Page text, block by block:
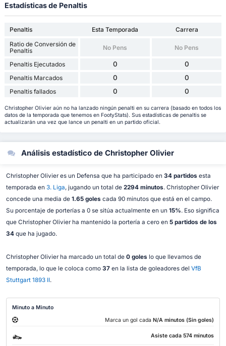
Estadísticas de Penaltis
Penaltis Esta Temporada
Carrera
Ratio de Conversión de
Penaltis
No Pens No Pens
Penaltis Ejecutados 0 0
Penaltis Marcados 0 0
Penaltis fallados 0 0
Christopher Olivier aún no ha lanzado ningún penalti en su carrera (basado en todos los
datos de la temporada que tenemos en FootyStats). Sus estadísticas de penaltis se
actualizarán una vez que lance un penalti en un partido oficial.
Análisis estadístico de Christopher Olivier
Christopher Olivier es un Defensa que ha participado en 34 partidos esta
temporada en 3. Liga, jugando un total de 2294 minutos. Christopher Olivier
concede una media de 1.65 goles cada 90 minutos que está en el campo.
Su porcentaje de porterías a 0 se sitúa actualmente en un 15%. Eso significa
que Christopher Olivier ha mantenido la portería a cero en 5 partidos de los
34que ha jugado.
Christopher Olivier ha marcado un total de 0 goles lo que llevamos de
temporada, lo que le coloca como 37en la lista de goleadores del VfB
Stuttgart 1893 II.
Minuto a Minuto
Marca un gol cada N/A minutos (Sin goles)
Asiste cada 574 minutos